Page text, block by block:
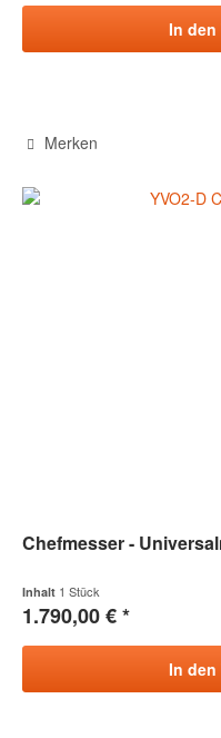
In den
Merken
Chefmesser -
Inhalt 1 Stück
1.790,00 € *
In den